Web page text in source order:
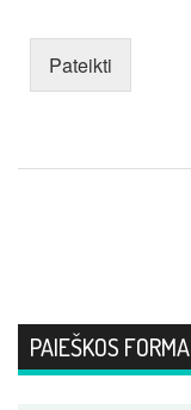
Pateikti
PAIEŠKOS FORMA